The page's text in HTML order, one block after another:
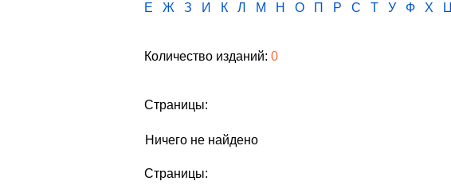
Е
Ж З И К Л М Н О П Р С Т У Ф Х Ц
Количество изданий: 0
Страницы:
Ничего не найдено
Страницы: